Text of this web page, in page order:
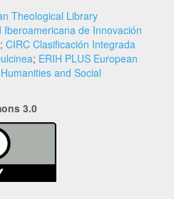
Theological Library
Iberoamericana de Innovación
; CIRC Clasificación Integrada
; ERIH PLUS European
and Social
3.0